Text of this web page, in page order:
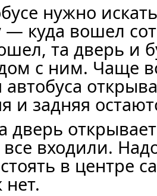
нужно
— куда вошел
та дверь и
с ним. Чаще
и задняя
дверь
все входили.
в центре
нет.